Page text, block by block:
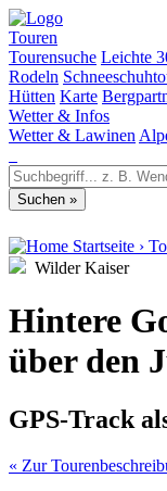
Touren
Tourensuche Leichte
Rodeln
Hütten Karte
Wetter & Infos
Wetter & Lawinen
Startseite ›
Wilder Kaiser
Hintere
über den
GPS-Track
« Zur